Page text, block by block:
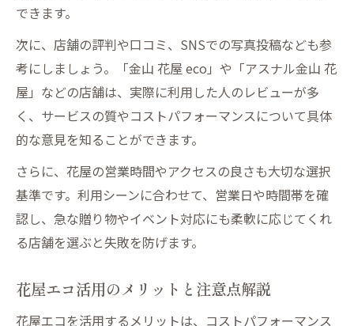
できます。
次に、店舗の評判や口コミ、SNSでの写真投稿なども参
考にしましょう。「金山 花屋 eco」や「アスナル金山 花
屋」などの店舗は、実際に利用した人のレビューが多
く、サービスの質やコストパフォーマンスについて具体
的な意見を知ることができます。
さらに、花屋の営業時間やアクセスの良さも大切な選択
基準です。利用シーンに合わせて、営業日や時間帯を確
認し、急な贈り物やイベント対応にも柔軟に応じてくれ
る店舗を選ぶと失敗を防げます。
花屋エコ活用のメリットと注意点解説
花屋エコを活用するメリットは、コストパフォーマンス